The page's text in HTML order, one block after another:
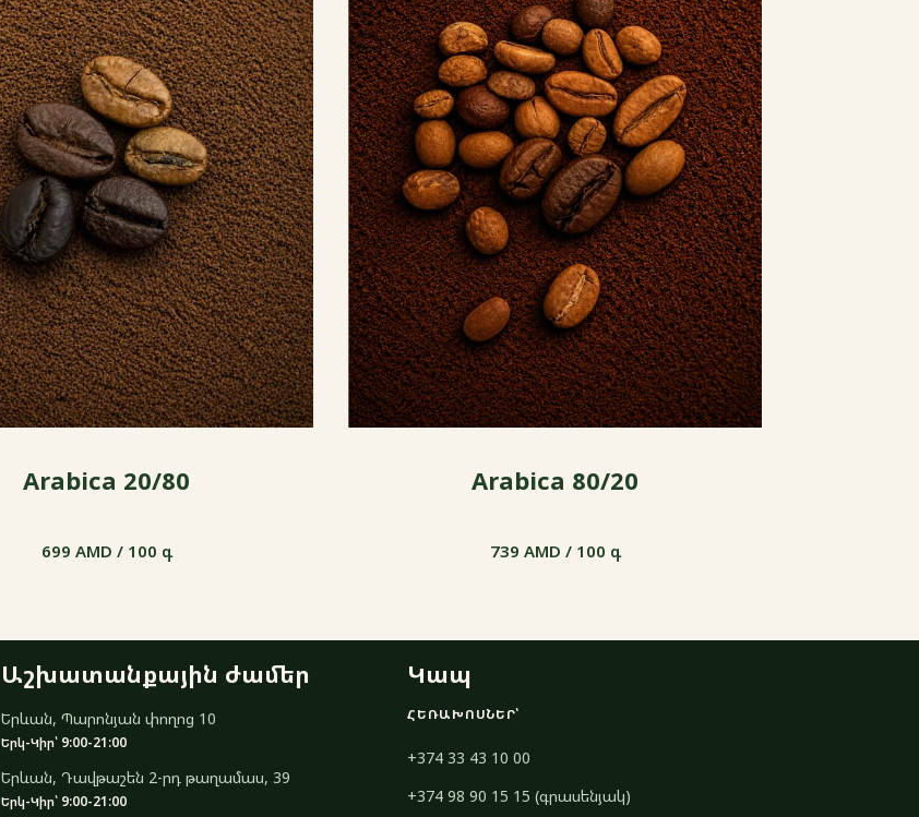
Arabica 20/80
699 AMD / 100 գ
Arabica 80/20
739 AMD / 100 գ
Աշխատանքային ժամեր
Երևան, Պարոնյան փողոց 10
Երկ-Կիր՝ 9:00-21:00
Երևան, Դավթաշեն 2-րդ թաղամաս, 39
Երկ-Կիր՝ 9:00-21:00
Կապ
ՀԵՌԱԽՈՍՆԵՐ՝
+374 33 43 10 00
+374 98 90 15 15 (գրասենյակ)